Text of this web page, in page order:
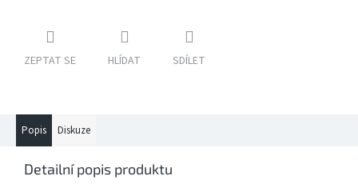
ZEPTAT SE HLÍDAT SDÍLET
Popis Diskuze
Detailní popis produktu